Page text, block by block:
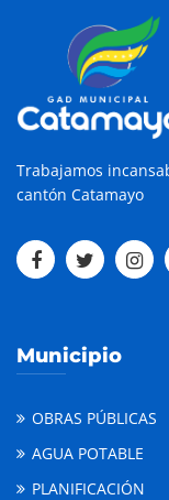
Trabajamos
cantón Catamayo
Municipio
OBRAS PÚBLICAS
AGUA POTABLE
PLANIFICACIÓN